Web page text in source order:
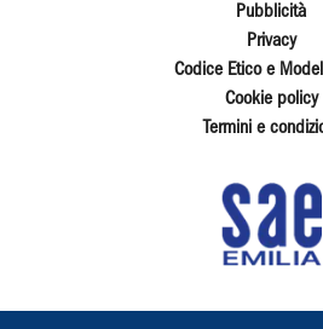
Pubblicità
Privacy
Codice Etico e
Cookie policy
Termini e